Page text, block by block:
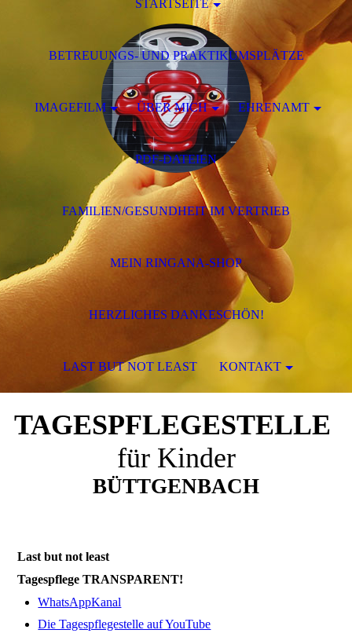
TAGESPFLEGESTELLE
für Kinder
BÜTTGENBACH
Last but not least
Tagespflege TRANSPARENT!
WhatsAppKanal
Die Tagespflegestelle auf YouTube
STARTSEITE
BETREUUNGS- UND PRAKTIKUMSPLÄTZE
IMAGEFILM ÜBER MICH EHRENAMT
PDF-DATEIEN
FAMILIEN/GESUNDHEIT IM VERTRIEB
MEIN RINGANA-SHOP
HERZLICHES DANKESCHÖN!
LAST BUT NOT LEAST KONTAKT